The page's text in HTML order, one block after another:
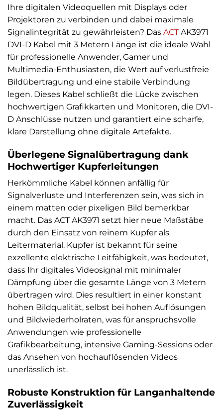
Ihre digitalen Videoquellen mit Displays oder
Projektoren zu verbinden und dabei maximale
Signalintegrität zu gewährleisten? Das ACTAK3971
DVI-D Kabel mit 3 Metern Länge ist die ideale Wahl
für professionelle Anwender, Gamer und
Multimedia-Enthusiasten, die Wert auf verlustfreie
Bildübertragung und eine stabile Verbindung
legen. Dieses Kabel schließt die Lücke zwischen
hochwertigen Grafikkarten und Monitoren, die DVI-
D Anschlüsse nutzen und garantiert eine scharfe,
klare Darstellung ohne digitale Artefakte.
Überlegene Signalübertragung dank
Hochwertiger Kupferleitungen
Herkömmliche Kabel können anfällig für
Signalverluste und Interferenzen sein, was sich in
einem matten oder pixeligen Bild bemerkbar
macht. Das ACT AK3971 setzt hier neue Maßstäbe
durch den Einsatz von reinem Kupfer als
Leitermaterial. Kupfer ist bekannt für seine
exzellente elektrische Leitfähigkeit, was bedeutet,
dass Ihr digitales Videosignal mit minimaler
Dämpfung über die gesamte Länge von 3 Metern
übertragen wird. Dies resultiert in einer konstant
hohen Bildqualität, selbst bei hohen Auflösungen
und Bildwiederholraten, was für anspruchsvolle
Anwendungen wie professionelle
Grafikbearbeitung, intensive Gaming-Sessions oder
das Ansehen von hochauflösenden Videos
unerlässlich ist.
Robuste Konstruktion für Langanhaltende
Zuverlässigkeit